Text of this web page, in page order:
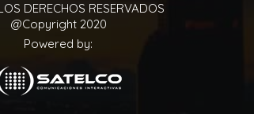
DERECHOS RESERVADOS
@Copyright 2020
Powered by: